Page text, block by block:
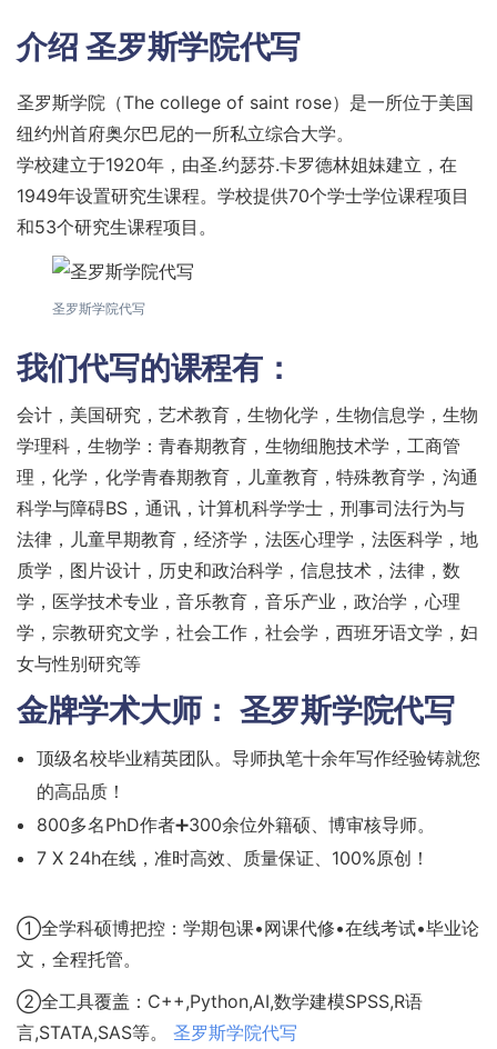
介绍圣罗斯学院代写
圣罗斯学院（The college of saint rose）是一所位于美国
纽约州首府奥尔巴尼的一所私立综合大学。
学校建立于1920年，由圣.约瑟芬.卡罗德林姐妹建立，在
1949年设置研究生课程。学校提供70个学士学位课程项目
和53个研究生课程项目。
圣罗斯学院代写
我们代写的课程有：
会计，美国研究，艺术教育，生物化学，生物信息学，生物
学理科，生物学：青春期教育，生物细胞技术学，工商管
理，化学，化学青春期教育，儿童教育，特殊教育学，沟通
科学与障碍BS，通讯，计算机科学学士，刑事司法行为与
法律，儿童早期教育，经济学，法医心理学，法医科学，地
质学，图片设计，历史和政治科学，信息技术，法律，数
学，医学技术专业，音乐教育，音乐产业，政治学，心理
学，宗教研究文学，社会工作，社会学，西班牙语文学，妇
女与性别研究等
金牌学术大师： 圣罗斯学院代写
顶级名校毕业精英团队。导师执笔十余年写作经验铸就您
的高品质！
800多名PhD作者➕300余位外籍硕、博审核导师。
7 X 24h在线，准时高效、质量保证、100%原创！
①全学科硕博把控：学期包课•网课代修•在线考试•毕业论
文，全程托管。
②全工具覆盖：C++,Python,AI,数学建模SPSS,R语
言,STATA,SAS等。 圣罗斯学院代写